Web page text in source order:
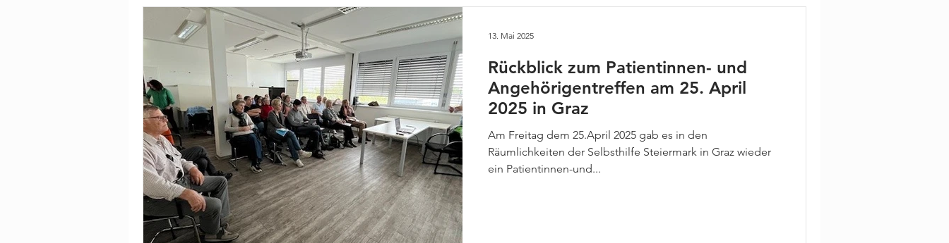
mit Betroffenen sowie Fachleuten ins Gesprä
Rückblick zum Patientinnen- und
Angehörigentreffen am 25. April
2025 in Graz
Am Freitag dem 25.April 2025 gab es in den
Räumlichkeiten der Selbsthilfe Steiermark in Graz wieder
ein Patientinnen-und...
13. Mai 2025